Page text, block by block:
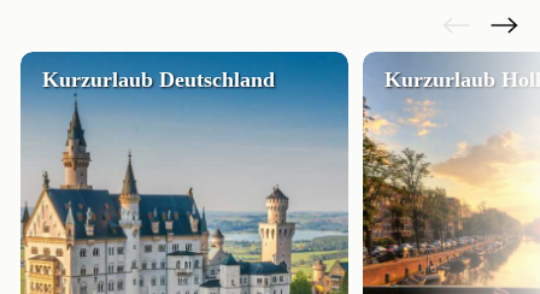
Kurzurlaub Deutschland Kurzurlaub